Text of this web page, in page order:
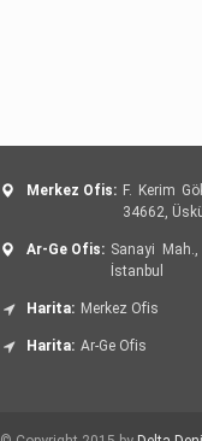
Merkez Ofis: F. Kerim
34662,
Ar-Ge Ofis: Sanayi
İstanbul
Harita: Merkez Ofis
Harita: Ar-Ge Ofis